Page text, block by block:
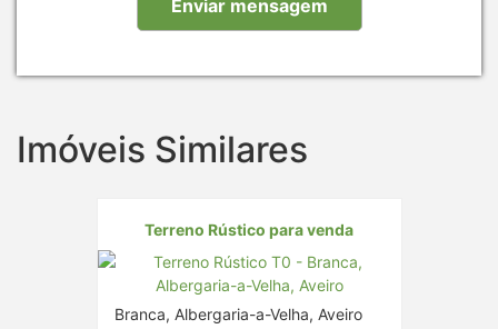
Imóveis Similares
Terreno Rústico para venda
Branca, Albergaria-a-Velha, Aveiro